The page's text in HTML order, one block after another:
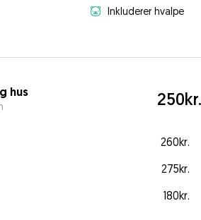
Inkluderer hvalpe
hus 250kr.
260kr.
275kr.
180kr.